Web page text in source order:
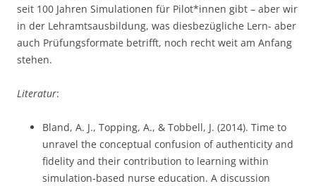
seit 100 Jahren Simulationen für Pilot*innen gibt – aber wir
in der Lehramtsausbildung, was diesbezügliche Lern- aber
auch Prüfungsformate betrifft, noch recht weit am Anfang
stehen.
Literatur:
Bland, A. J., Topping, A., & Tobbell, J. (2014). Time to
unravel the conceptual confusion of authenticity and
fidelity and their contribution to learning within
simulation-based nurse education. A discussion